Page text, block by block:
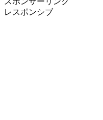
レスポンシブ